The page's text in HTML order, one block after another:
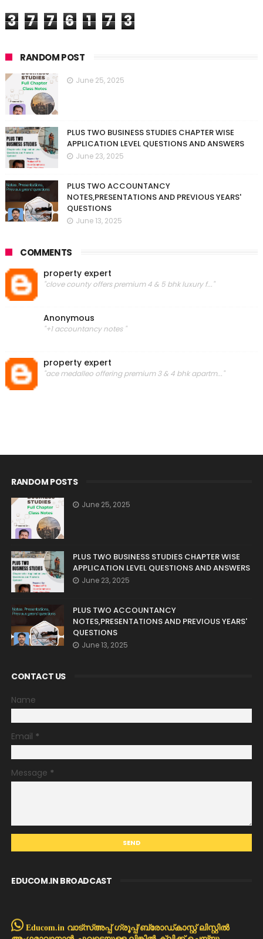
3 7 7 6 1 7 3
RANDOM POST
June 25, 2025
PLUS TWO BUSINESS STUDIES CHAPTER WISE
APPLICATION LEVEL QUESTIONS AND ANSWERS
June 23, 2025
PLUS TWO ACCOUNTANCY
NOTES,PRESENTATIONS AND PREVIOUS YEARS'
QUESTIONS
June 13, 2025
COMMENTS
property expert
"clove county offers premium 4 & 5 bhk luxury f..."
Anonymous
"+1 accountancy notes "
property expert
"ace medalleo offering premium 3 & 4 bhk apartm..."
RANDOM POSTS
June 25, 2025
PLUS TWO BUSINESS STUDIES CHAPTER WISE
APPLICATION LEVEL QUESTIONS AND ANSWERS
June 23, 2025
PLUS TWO ACCOUNTANCY
NOTES,PRESENTATIONS AND PREVIOUS YEARS'
QUESTIONS
June 13, 2025
CONTACT US
Name
Email *
Message *
EDUCOM.IN BROADCAST
Educom.in വാട്സ്അപ്പ് ഗ്രൂപ്പ്/ബ്രോഡ്കാസ്റ്റ് ലിസ്റ്റിൽ
അംഗമാവാനാൻ ചുവടെയുള്ള ലിങ്കിൽ ക്ലിക്ക് ചെയ്യു...